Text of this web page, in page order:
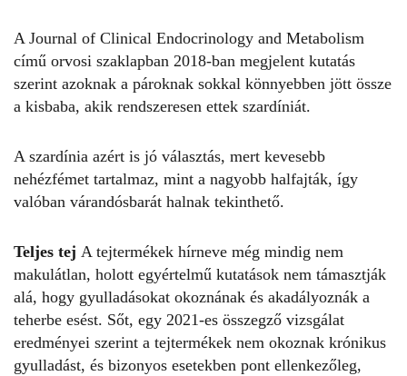
A Journal of Clinical Endocrinology and Metabolism
című orvosi szaklapban 2018-ban megjelent kutatás
szerint azoknak a pároknak sokkal könnyebben jött össze
a kisbaba, akik rendszeresen ettek szardíniát.
A szardínia azért is jó választás, mert kevesebb
nehézfémet tartalmaz, mint a nagyobb halfajták, így
valóban várandósbarát halnak tekinthető.
Teljes tej A tejtermékek hírneve még mindig nem
makulátlan, holott egyértelmű kutatások nem támasztják
alá, hogy gyulladásokat okoznának és akadályoznák a
teherbe esést. Sőt, egy 2021-es összegző vizsgálat
eredményei szerint a tejtermékek nem okoznak krónikus
gyulladást, és bizonyos esetekben pont ellenkezőleg,